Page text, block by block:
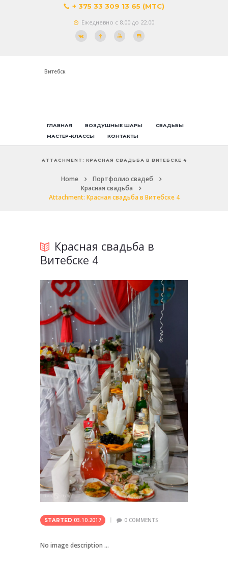
+ 375 33 309 13 65 (МТС)
Ежедневно с 8.00 до 22.00
Витебск
ГЛАВНАЯ ВОЗДУШНЫЕ ШАРЫ
СВАДЬБЫ
МАСТЕР-КЛАССЫ
КОНТАКТЫ
ATTACHMENT: КРАСНАЯ СВАДЬБА В ВИТЕБСКЕ 4
Home
Портфолио свадеб
Красная свадьба
Attachment: Красная свадьба в Витебске 4
Красная свадьба в
Витебске 4
STARTED 03.10.2017 0COMMENTS
No image description ...